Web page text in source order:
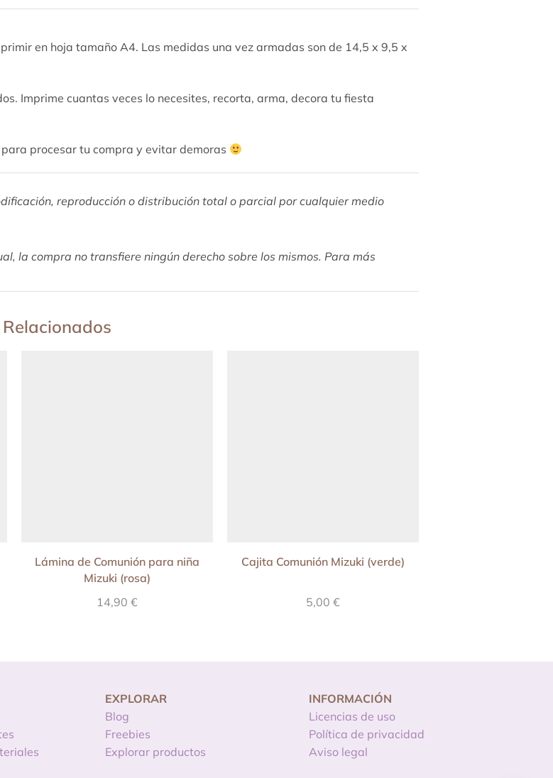
en hoja tamaño A4. Las medidas una vez armadas son de 14,5 x 9,5 x
Imprime cuantas veces lo necesites, recorta, arma, decora tu fiesta
procesar tu compra y evitar demoras
reproducción o distribución total o parcial por cualquier medio
la compra no transfiere ningún derecho sobre los mismos. Para más
Lámina de Comunión para niña
Mizuki (rosa)
14,90 €
Cajita Comunión Mizuki (verde)
5,00 €
EXPLORAR
Blog
Freebies
Explorar productos
INFORMACIÓN
Licencias de uso
Política de privacidad
Aviso legal